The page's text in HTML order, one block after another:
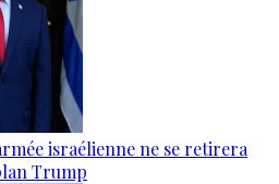
israélienne ne se retirera
Trump